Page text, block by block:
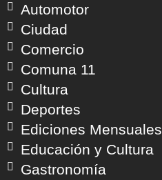
Automotor
Ciudad
Comercio
Comuna 11
Cultura
Deportes
Ediciones Mensuales
Educación y Cultura
Gastronomía